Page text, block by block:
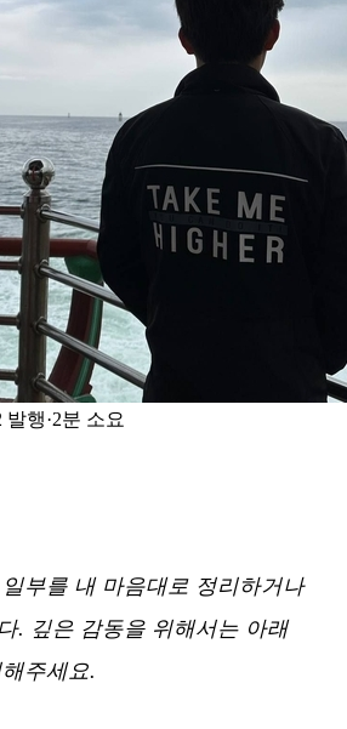
발행·2분 소요
부를 내 마음대로 정리하거나
. 깊은 감동을 위해서는 아래
주세요.